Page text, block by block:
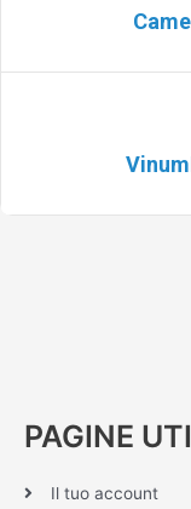
PAGINE
Il tuo account